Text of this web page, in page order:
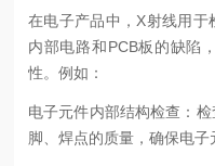
在电子产品中，X射线用于
内部电路和PCB板的缺陷
性。例如：
电子元件内部结构检查：
脚、焊点的质量，确保电